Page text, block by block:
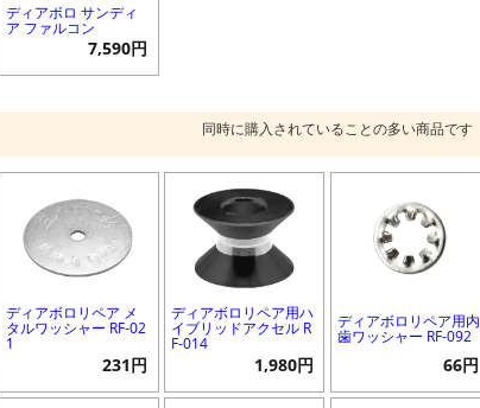
ディアボロ サンディ
ア ファルコン
7,590円
同時に購入されていることの多い商品です
ディアボロリペア メ
タルワッシャー RF-02
1
231円
ディアボロリペア用ハ
イブリッドアクセル R
F-014
1,980円
ディアボロリペア用内
歯ワッシャー RF-092
66円